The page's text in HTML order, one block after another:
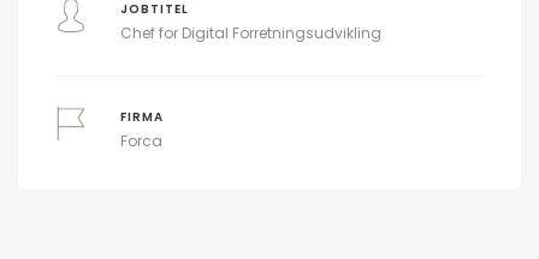
JOBTITEL
Chef for Digital Forretningsudvikling
FIRMA
Forca